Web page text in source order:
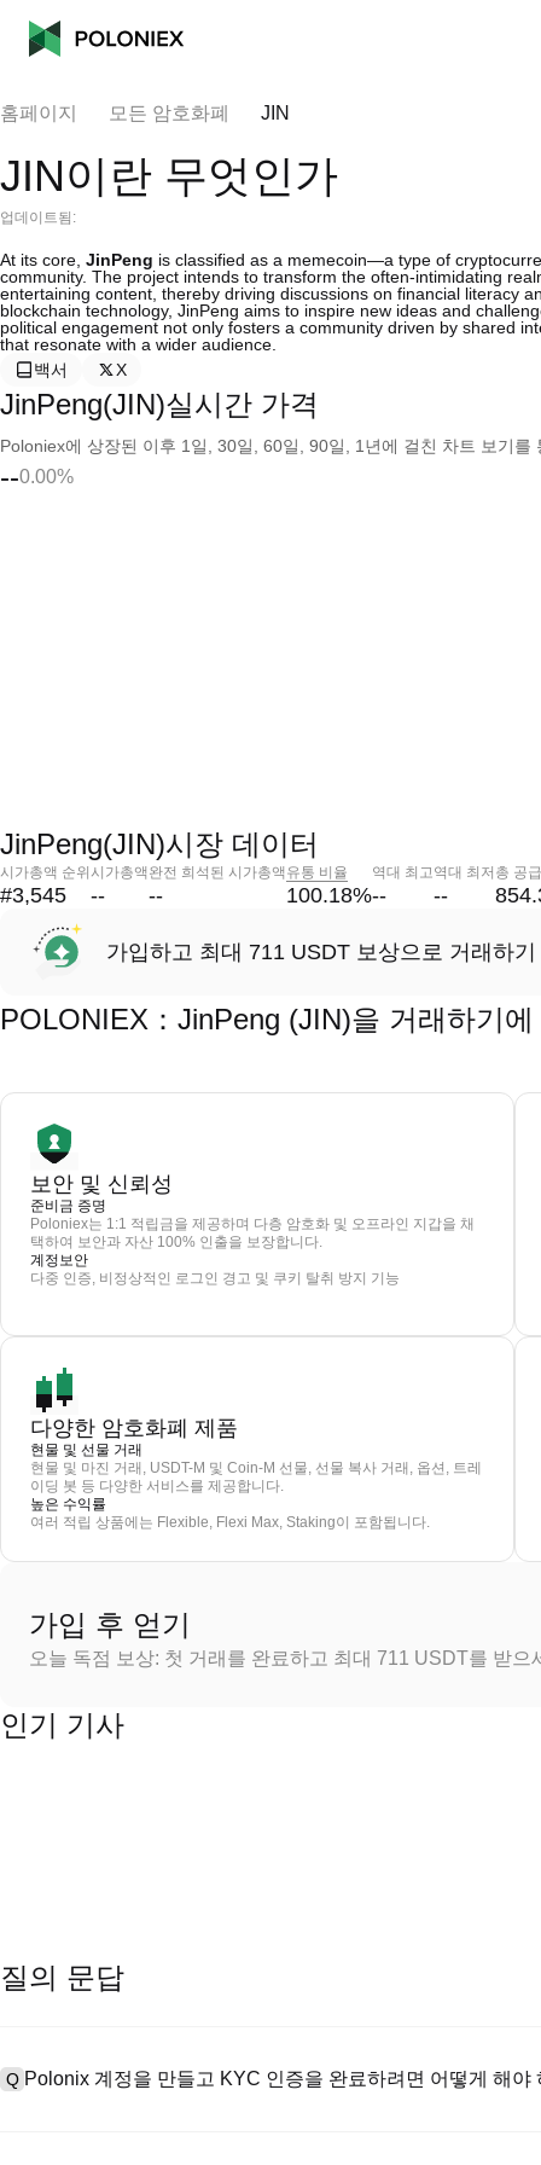
홈페이지 모든 암호화폐 JIN
JIN이란 무엇인가
업데이트됨:
At its core, JinPeng is classified as a memecoin—a type of
community. The project intends to transform the often-intimidating
entertaining content, thereby driving discussions on financial literacy
blockchain technology, JinPeng aims to inspire new ideas and
political engagement not only fosters a community driven by shared
that resonate with a wider audience.
백서
X
JinPeng(JIN)실시간 가격
Poloniex에 상장된 이후 1일, 30일, 60일, 90일, 1년에 걸친 차트 보기
--0.00%
JinPeng(JIN)시장 데이터
시가총액 순위
#3,545
시가총액
--
완전 희석된 시가총액
--
유통 비율
100.18%
역대 최고
--
역대 최저
--
총 공
가입하고 최대 711 USDT 보상으로 거래하기
POLONIEX：JinPeng (JIN)을 거래하기
보안 및 신뢰성
준비금 증명
Poloniex는 1:1 적립금을 제공하며 다층 암호화 및 오프라인 지갑을 채
택하여 보안과 자산 100% 인출을 보장합니다.
계정보안
다중 인증, 비정상적인 로그인 경고 및 쿠키 탈취 방지 기능
다양한 암호화폐 제품
현물 및 선물 거래
현물 및 마진 거래, USDT-M 및 Coin-M 선물, 선물 복사 거래, 옵션, 트레
이딩 봇 등 다양한 서비스를 제공합니다.
높은 수익률
여러 적립 상품에는 Flexible, Flexi Max, Staking이 포함됩니다.
가입 후 얻기
오늘 독점 보상: 첫 거래를 완료하고 최대 711 USDT를 받으
인기 기사
질의 문답
Q Polonix 계정을 만들고 KYC 인증을 완료하려면 어떻게 해야